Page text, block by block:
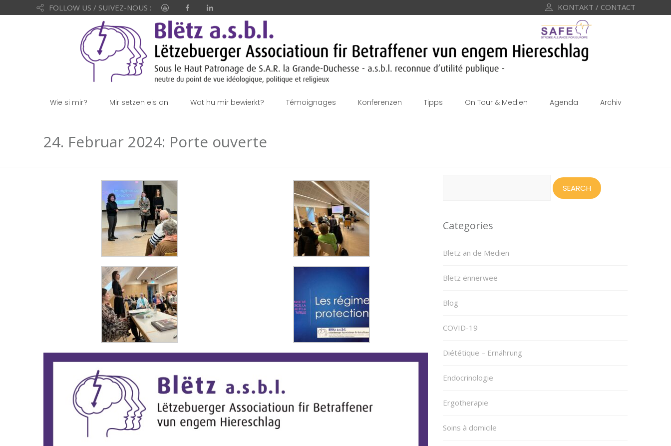
FOLLOW US / SUIVEZ-NOUS : KONTAKT / CONTACT
Wie si mir? Mir setzen eis an Wat hu mir bewierkt? Témoignages Konferenzen Tipps On Tour & Medien Agenda Archiv
24. Februar 2024: Porte ouverte
Categories
Blëtz an de Medien
Blëtz ënnerwee
Blog
COVID-19
Diététique – Ernährung
Endocrinologie
Ergotherapie
Soins à domicile